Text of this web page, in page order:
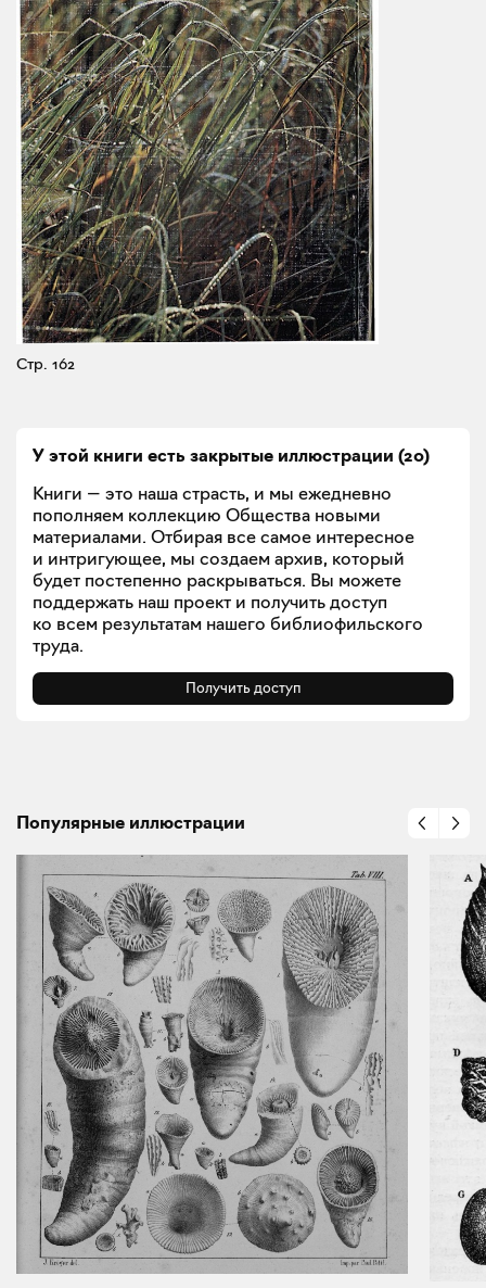
Стр. 162
У этой книги есть закрытые иллюстрации (20)
Книги — это наша страсть, и мы ежедневно
пополняем коллекцию Общества новыми
материалами. Отбирая все самое интересное
и интригующее, мы создаем архив, который
будет постепенно раскрываться. Вы можете
поддержать наш проект и получить доступ
ко всем результатам нашего библиофильского
труда.
Получить доступ
Популярные иллюстрации